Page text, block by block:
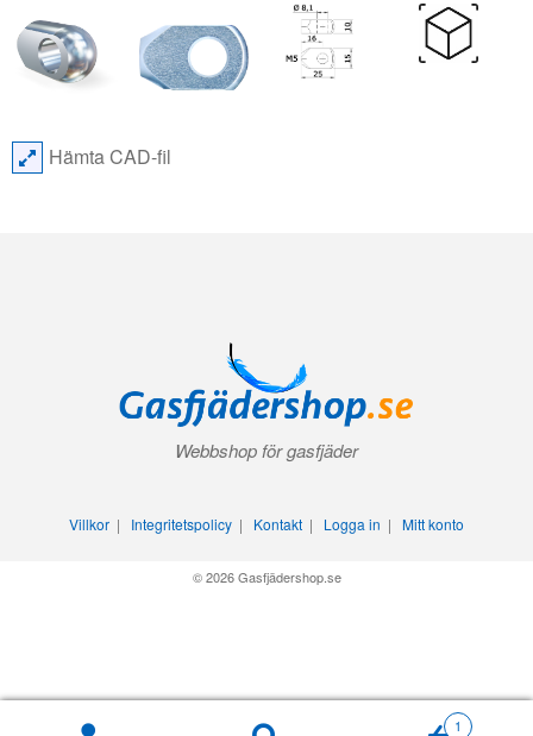
Hämta CAD-fil
1
Webbshop för gasfjäder
Villkor | Integritetspolicy | Kontakt | Logga in | Mitt konto
© 2026 Gasfjädershop.se